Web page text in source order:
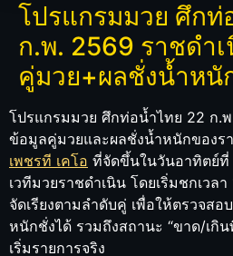
โปรแกรมมวย ศึกท่
ก.พ. 2569 ราชดำเ
คู่มวย+ผลชั่งน้ำหนั
โปรแกรมมวย ศึกท่อน้ำไทย 22 ก.
ข้อมูลคู่มวยและผลชั่งน้ำหนักของร
เพชรที เคโอ ที่จัดขึ้นในวันอาทิตย์
เวทีมวยราชดำเนิน โดยเริ่มชกเวล
จัดเรียงตามลำดับคู่ เพื่อให้ตรวจส
หนักชั่งได้ รวมถึงสถานะ “ขาด/เกิ
เริ่มรายการจริง